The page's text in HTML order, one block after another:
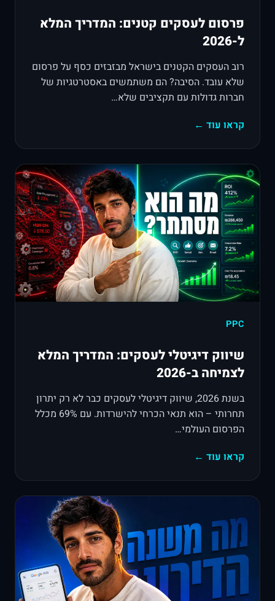
פרסום לעסקים קטנים: המדריך המלא
ל-2026
רוב העסקים הקטנים בישראל מבזבזים כסף על פרסום
שלא עובד. הסיבה? הם משתמשים באסטרטגיות של
חברות גדולות עם תקציבים שלא…
קראו עוד ←
PPC
שיווק דיגיטלי לעסקים: המדריך המלא
לצמיחה ב-2026
בשנת 2026, שיווק דיגיטלי לעסקים כבר לא רק יתרון
תחרותי – הוא תנאי הכרחי להישרדות. עם 69% מכלל
הפרסום העולמי…
קראו עוד ←